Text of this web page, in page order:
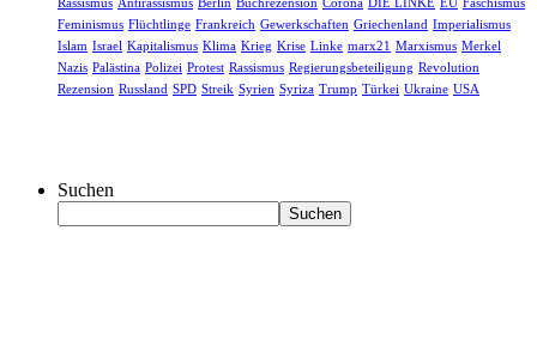
Feminismus Flüchtlinge Frankreich Gewerkschaften Griechenland Imperialismus
Islam Israel Kapitalismus Klima Krieg Krise Linke marx21 Marxismus Merkel
Nazis Palästina Polizei Protest Rassismus Regierungsbeteiligung Revolution
Rezension Russland SPD Streik Syrien Syriza Trump Türkei Ukraine USA
Suchen
Suchen